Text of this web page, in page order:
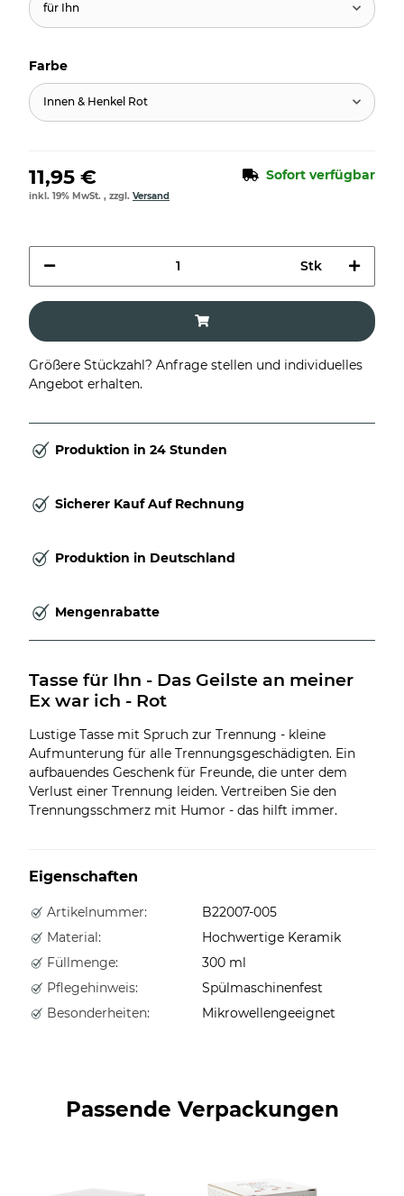
für Ihn
Farbe
Innen & Henkel Rot
11,95 € Sofort verfügbar
inkl. 19% MwSt. , zzgl. Versand
Stk
Größere Stückzahl? Anfrage stellen und individuelles
Angebot erhalten.
Produktion in 24 Stunden
Sicherer Kauf Auf Rechnung
Produktion in Deutschland
Mengenrabatte
Tasse für Ihn - Das Geilste an meiner
Ex war ich - Rot
Lustige Tasse mit Spruch zur Trennung - kleine
Aufmunterung für alle Trennungsgeschädigten. Ein
aufbauendes Geschenk für Freunde, die unter dem
Verlust einer Trennung leiden. Vertreiben Sie den
Trennungsschmerz mit Humor - das hilft immer.
Eigenschaften
Artikelnummer:
B22007-005
Material:
Hochwertige Keramik
Füllmenge:
300 ml
Pflegehinweis:
Spülmaschinenfest
Besonderheiten:
Mikrowellengeeignet
Passende Verpackungen